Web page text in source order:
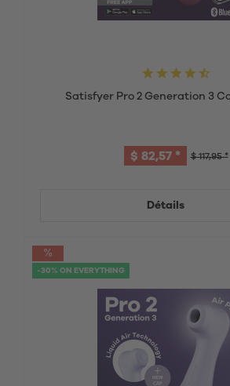
Satisfyer Pro 2 Generation 3
$ 117,95 *
$ 82,57 *
Détails
-30% ON EVERYTHING